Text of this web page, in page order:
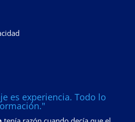
es experiencia. Todo lo